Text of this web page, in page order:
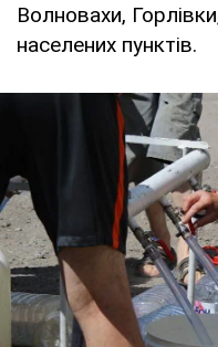
Волновахи,
населених пунктів.